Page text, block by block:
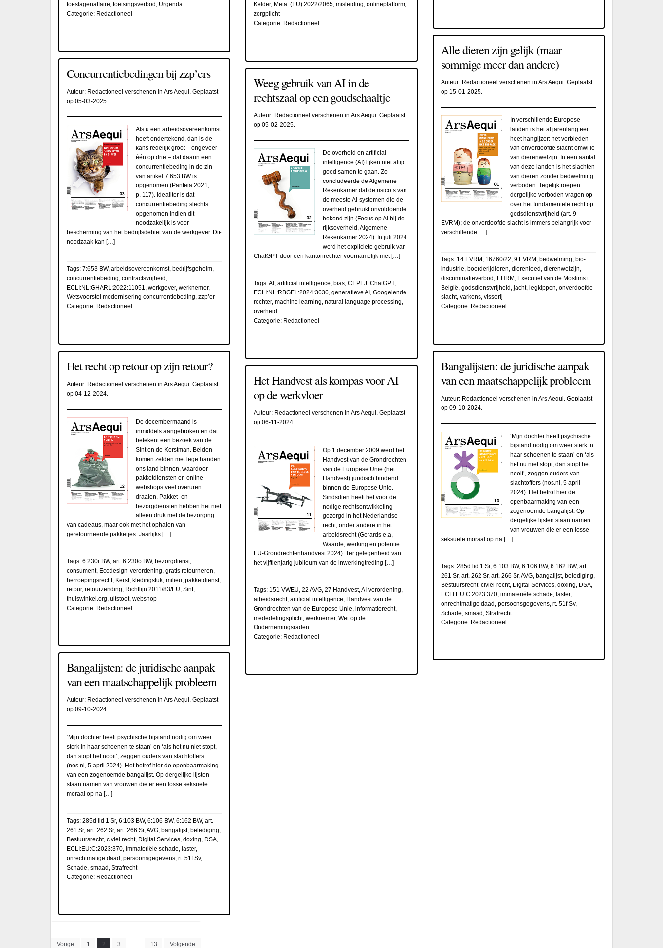
toeslagenaffaire, toetsingsverbod , Urgenda
Categorie: Redactioneel
Concurrentiebedingen bij zzp’ers
Auteur: Redactioneel verschenen in Ars Aequi . Geplaatst
op 05-03-2025
Als u een arbeidsovereenkomst
heeft ondertekend, dan is de
kans redelijk groot – ongeveer
één op drie – dat daarin een
concurrentiebeding in de zin
van artikel 7:653 BW is
opgenomen (Panteia 2021,
p. 117). Idealiter is dat
concurrentiebeding slechts
opgenomen indien dit
noodzakelijk is voor
bescherming van het bedrijfsdebiet van de werkgever. Die
noodzaak kan […]
Tags: 7:653 BW, arbeidsovereenkomst, bedrijfsgeheim
concurrentiebeding contractsvrijheid
ECLI:NL:GHARL:2022:11051
werkgever, werknemer,
Wetsvoorstel modernisering concurrentiebeding zzp’er
Categorie: Redactioneel
Het recht op retour op zijn retour?
Auteur: Redactioneel verschenen in Ars Aequi . Geplaatst
op 04-12-2024
De decembermaand is
inmiddels aangebroken en dat
betekent een bezoek van de
Sint en de Kerstman. Beiden
komen zelden met lege handen
ons land binnen, waardoor
pakketdiensten en online
webshops veel overuren
draaien. Pakket- en
bezorgdiensten hebben het niet
alleen druk met de bezorging
van cadeaus, maar ook met het ophalen van
geretourneerde pakketjes. Jaarlijks […]
Tags: 6:230r BW, art. 6:230o BW, bezorgdienst,
consument, Ecodesign-verordening gratis retourneren
herroepingsrecht, Kerst, kledingstuk milieu pakketdienst,
retour, retourzending Richtlijn 2011/83/EU Sint,
thuiswinkel.org uitstoot, webshop
Categorie: Redactioneel
Bangalijsten: de juridische aanpak
van een maatschappelijk probleem
Auteur: Redactioneel verschenen in Ars Aequi. Geplaatst
op 09-10-2024.
‘Mijn dochter heeft psychische bijstand nodig om weer
sterk in haar schoenen te staan’ en ‘als het nu niet stopt,
dan stopt het nooit’, zeggen ouders van slachtoffers
(nos.nl, 5 april 2024). Het betrof hier de openbaarmaking
van een zogenoemde bangalijst. Op dergelijke lijsten
staan namen van vrouwen die er een losse seksuele
moraal op na […]
Tags: 285d lid 1 Sr, 6:103 BW, 6:106 BW, 6:162 BW, art.
261 Sr, art. 262 Sr, art. 266 Sr,AVG, bangalijst, belediging,
Bestuursrecht, civiel recht, Digital Services, doxing, DSA,
ECLI:EU:C:2023:370, immateriële schade, laster,
onrechtmatige daad , persoonsgegevens, rt. 51f Sv,
Schade, smaad , Strafrecht
Categorie: Redactioneel
Kelder, Meta. (EU) 2022/2065,misleiding,onlineplatform,
zorgplicht
Categorie: Redactioneel
Weeg gebruik van AI in de
rechtszaal op een goudschaaltje
Auteur: Redactioneel verschenen in Ars Aequi . Geplaatst
op05-02-2025
De overheid en artificial
intelligence (AI) lijken niet altijd
goed samen te gaan. Zo
concludeerde de Algemene
Rekenkamer dat de risico’s van
de meeste AI-systemen die de
overheid gebruikt onvoldoende
bekend zijn (Focus op AI bij de
rijksoverheid, Algemene
Rekenkamer 2024). In juli 2024
werd het expliciete gebruik van
ChatGPT door een kantonrechter voornamelijk met […]
Tags:AI ,artificial intelligence ,bias ,CEPEJ ,ChatGPT,
ECLI:NL:RBGEL:2024:3636 ,generatieve AI ,Googelende
rechter,machine learning ,natural language processing
overheid
Categorie: Redactioneel
Het Handvest als kompas voor AI
op de werkvloer
Auteur: Redactioneel verschenen in Ars Aequi . Geplaatst
op06-11-2024
Op 1 december 2009 werd het
Handvest van de Grondrechten
van de Europese Unie (het
Handvest) juridisch bindend
binnen de Europese Unie.
Sindsdien heeft het voor de
nodige rechtsontwikkeling
gezorgd in het Nederlandse
recht, onder andere in het
arbeidsrecht (Gerards e.a,
Waarde, werking en potentie
EU-Grondrechtenhandvest 2024). Ter gelegenheid van
het vijftienjarig jubileum van de inwerkingtreding […]
Tags: 151 VWEU ,22 AVG ,27 Handvest,AI-verordening
arbeidsrecht,artificial intelligence Handvest van de
Grondrechten van de Europese Unie ,informatierecht,
mededelingsplicht,werknemer,Wet op de
Ondernemingsraden
Categorie: Redactioneel
Alle dieren zijn gelijk (maar
sommige meer dan andere)
Auteur: Redactioneel verschenen in Ars Aequi . Geplaatst
op 15-01-2025.
In verschillende Europese
landen is het al jarenlang een
heet hangijzer: het verbieden
van onverdoofde slacht omwille
van dierenwelzijn. In een aantal
van deze landen is het slachten
van dieren zonder bedwelming
verboden. Tegelijk roepen
dergelijke verboden vragen op
over het fundamentele recht op
godsdienstvrijheid (art. 9
EVRM); de onverdoofde slacht is immers belangrijk voor
verschillende […]
Tags: 14 EVRM 16760/22 9 EVRM bedwelming bio-
industrie boerderijdieren dierenleed dierenwelzijn
discriminatieverbod EHRM Executief van de Moslims t.
België godsdienstvrijheid jacht, legkippen onverdoofde
slacht, varkens, visserij
Categorie: Redactioneel
Bangalijsten: de juridische aanpak
van een maatschappelijk probleem
Auteur: Redactioneel verschenen in Ars Aequi . Geplaatst
op 09-10-2024.
‘Mijn dochter heeft psychische
bijstand nodig om weer sterk in
haar schoenen te staan’ en ‘als
het nu niet stopt, dan stopt het
nooit’, zeggen ouders van
slachtoffers (nos.nl, 5 april
2024). Het betrof hier de
openbaarmaking van een
zogenoemde bangalijst. Op
dergelijke lijsten staan namen
van vrouwen die er een losse
seksuele moraal op na […]
Tags: 285d lid 1 Sr, 6:103 BW, 6:106 BW, 6:162 BW, art.
261 Sr, art. 262 Sr, art. 266 Sr, AVG, bangalijst, belediging
Bestuursrecht, civiel recht, Digital Services, doxing DSA,
ECLI:EU:C:2023:370, immateriële schade laster,
onrechtmatige daad persoonsgegevens, rt. 51f Sv,
Schade smaad Strafrecht
Categorie: Redactioneel
Berichten
Vorige 1 2 3 13 Volgende